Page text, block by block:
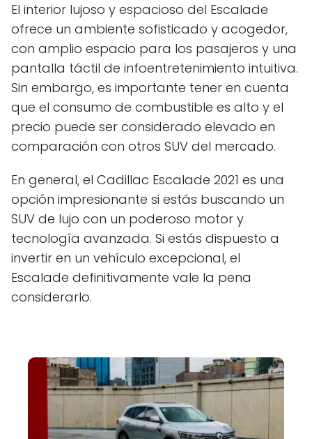
El interior lujoso y espacioso del Escalade
ofrece un ambiente sofisticado y acogedor,
con amplio espacio para los pasajeros y una
pantalla táctil de infoentretenimiento intuitiva.
Sin embargo, es importante tener en cuenta
que el consumo de combustible es alto y el
precio puede ser considerado elevado en
comparación con otros SUV del mercado.
En general, el Cadillac Escalade 2021 es una
opción impresionante si estás buscando un
SUV de lujo con un poderoso motor y
tecnología avanzada. Si estás dispuesto a
invertir en un vehículo excepcional, el
Escalade definitivamente vale la pena
considerarlo.